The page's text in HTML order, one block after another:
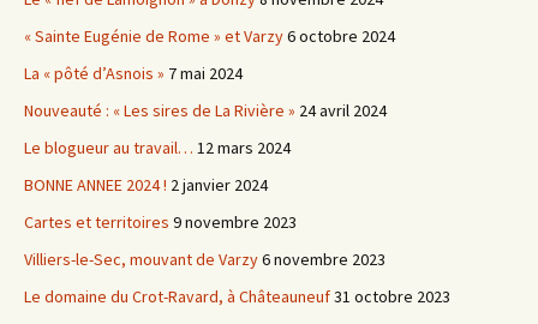
« Sainte Eugénie de Rome » et Varzy6 octobre 2024
La « pôté d’Asnois » 7 mai 2024
Nouveauté : « Les sires de La Rivière » 24 avril 2024
Le blogueur au travail… 12 mars 2024
BONNE ANNEE 2024 ! 2 janvier 2024
Cartes et territoires 9 novembre 2023
Villiers-le-Sec, mouvant de Varzy6 novembre 2023
Le domaine du Crot-Ravard, à Châteauneuf31 octobre 2023